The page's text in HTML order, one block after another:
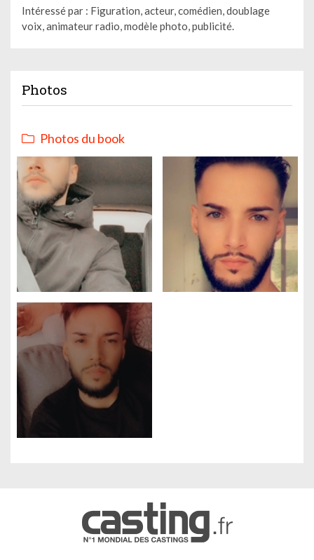
Intéressé par : Figuration, acteur, comédien, doublage
voix, animateur radio, modèle photo, publicité.
Photos
Photos du book